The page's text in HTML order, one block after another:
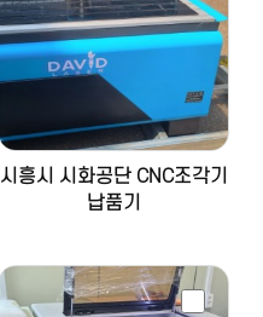
시흥시 시화공단 CNC조각기
납품기